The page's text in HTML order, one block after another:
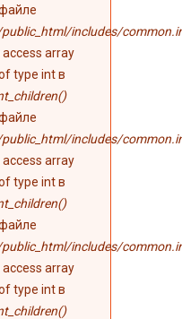
includes/
access array
type int в
includes/
access array
type int в
includes/
access array
type int в